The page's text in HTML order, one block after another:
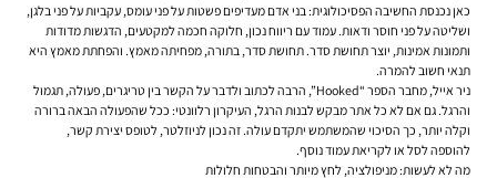
כאן נכנסת החשיבה הפסיכולוגית: בני אדם מעדיפים פשטות על פני עומס, עקביות על פני בלגן,
ושליטה על פני חוסר ודאות. עמוד עם ריווח נכון, חלוקה חכמה למקטעים, הדגשות מדודות
ותמונות אמינות, יוצר תחושת סדר. תחושת סדר, בתורה, מפחיתה מאמץ. והפחתת מאמץ היא
תנאי חשוב להמרה.
ניר אייל, מחבר הספר “Hooked”, הרבה לכתוב ולדבר על הקשר בין טריגרים, פעולה, תגמול
והרגל. גם אם לא כל אתר מבקש לבנות הרגל, העיקרון רלוונטי: ככל שהפעולה הבאה ברורה
וקלה יותר, כך הסיכוי שהמשתמש יתקדם עולה. זה נכון לניוזלטר, לטופס יצירת קשר,
להוספה לסל או לקריאת עמוד נוסף.
מה לא לעשות: מניפולציה, לחץ מיותר והבטחות חלולות